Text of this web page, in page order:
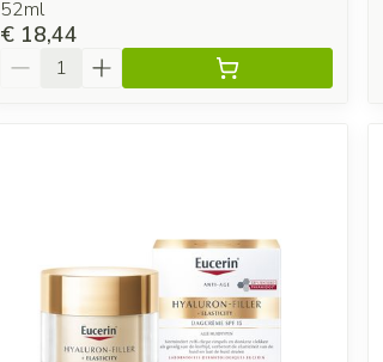
52ml
€ 18,44
Aantal